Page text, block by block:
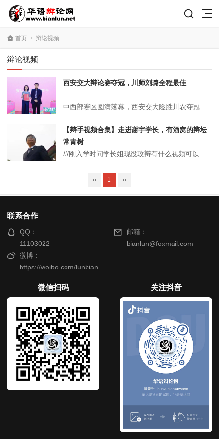
首页 > 辩论视频
辩论视频
西安交大辩论赛夺冠，川师刘璐全程最佳
【辩手视频合集】走进谢宇学长，有酒窝的辩坛
常青树
‹‹ 1 ››
联系合作
QQ：
11103022
邮箱：
bianlun@foxmail.com
微博：
https://weibo.com/lunbian
微信扫码 关注抖音